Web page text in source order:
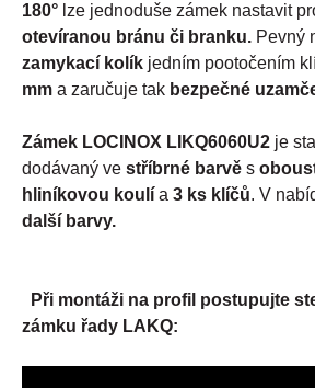
180° lze jednoduše zámek nastavit
otevíranou bránu či branku. Pevný
zamykací kolík jedním pootočením
mm a zaručuje tak bezpečné
Zámek LOCINOX LIKQ6060U2 je
dodávaný ve stříbrné barvě s
hliníkovou koulí a 3 ks klíčů. V
další barvy.
Při montáži na profil postupujte
zámku řady LAKQ: